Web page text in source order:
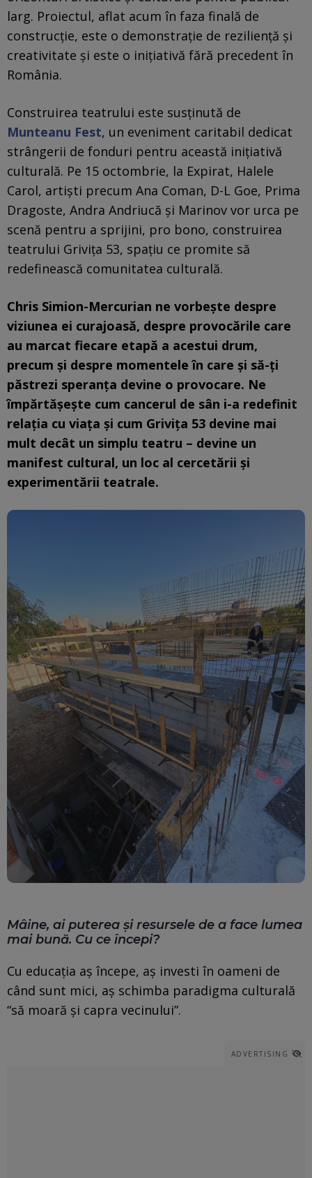
larg. Proiectul, aflat acum în faza finală de
construcție, este o demonstrație de reziliență și
creativitate și este o inițiativă fără precedent în
România.
Construirea teatrului este susținută de
Munteanu Fest, un eveniment caritabil dedicat
strângerii de fonduri pentru această inițiativă
culturală. Pe 15 octombrie, la Expirat, Halele
Carol, artiști precum Ana Coman, D-L Goe, Prima
Dragoste, Andra Andriucă și Marinov vor urca pe
scenă pentru a sprijini, pro bono, construirea
teatrului Grivița 53, spațiu ce promite să
redefinească comunitatea culturală.
Chris Simion-Mercurian ne vorbește despre
viziunea ei curajoasă, despre provocările care
au marcat fiecare etapă a acestui drum,
precum și despre momentele în care și să-ți
păstrezi speranța devine o provocare. Ne
împărtășește cum cancerul de sân i-a redefinit
relația cu viața și cum Grivița 53 devine mai
mult decât un simplu teatru – devine un
manifest cultural, un loc al cercetării și
experimentării teatrale.
Mâine, ai puterea și resursele de a face lumea
mai bună. Cu ce începi?
Cu educația aș începe, aș investi în oameni de
când sunt mici, aș schimba paradigma culturală
“să moară și capra vecinului”.
ADVERTISING